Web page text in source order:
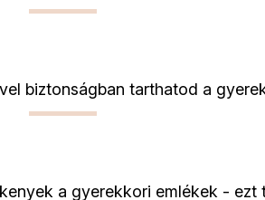
biztonságban tarthatod a
a gyerekkori emlékek - ezt